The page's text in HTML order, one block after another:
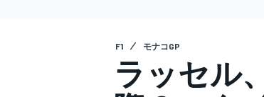
F1 モナコGP
ラッセル